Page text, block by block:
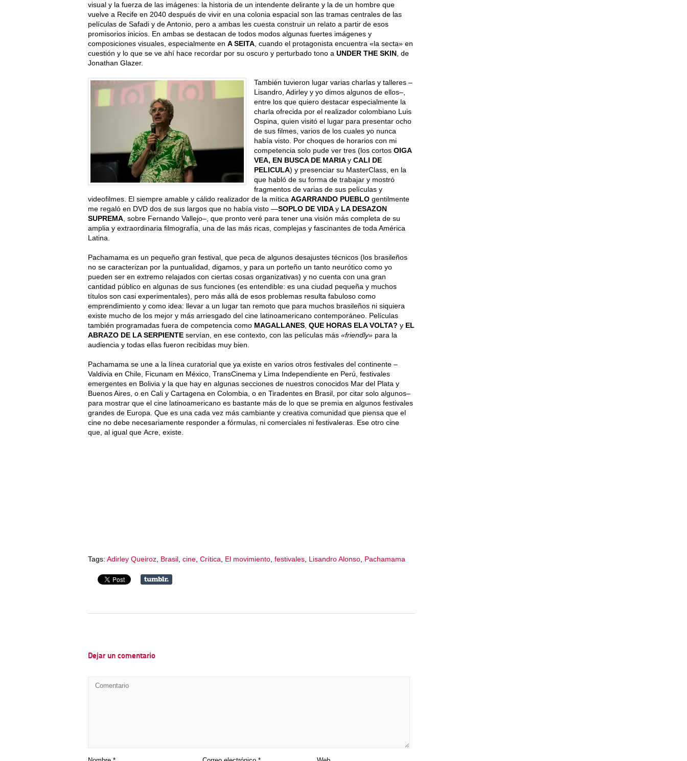
visual y la fuerza de las imágenes: la historia de un intendente delirante y la de un hombre que
vuelve a Recife en 2040 después de vivir en una colonia espacial son las tramas centrales de las
películas de Safadi y de Antonio, pero a ambas les cuesta construir un relato a partir de esos
promisorios inicios. En ambas se destacan de todos modos algunas fuertes imágenes y
composiciones visuales, especialmente en A SEITA , cuando el protagonista encuentra «la secta» en
cuestión y lo que se ve ahí hace recordar por su oscuro y perturbado tono a UNDER THE SKIN , de
Jonathan Glazer.
También tuvieron lugar varias charlas y talleres –
Lisandro, Adirley y yo dimos algunos de ellos–,
entre los que quiero destacar especialmente la
charla ofrecida por el realizador colombiano Luis
Ospina, quien visitó el lugar para presentar ocho
de sus filmes, varios de los cuales yo nunca
había visto. Por choques de horarios con mi
competencia solo pude ver tres (los cortos OIGA
VEA, EN BUSCA DE MARIAy CALI DE
PELICULA) y presenciar su MasterClass, en la
que habló de su forma de trabajar y mostró
fragmentos de varias de sus películas y
videofilmes. El siempre amable y cálido realizador de la mítica AGARRANDO PUEBLO gentilmente
me regaló en DVD dos de sus largos que no había visto —SOPLO DE VIDAy LA DESAZON
SUPREMA , sobre Fernando Vallejo–, que pronto veré para tener una visión más completa de su
amplia y extraordinaria filmografía, una de las más ricas, complejas y fascinantes de toda América
Latina.
Pachamama es un pequeño gran festival, que peca de algunos desajustes técnicos (los brasileños
no se caracterizan por la puntualidad, digamos, y para un porteño un tanto neurótico como yo
pueden ser en extremo relajados con ciertas cosas organizativas) y no cuenta con una gran
cantidad público en algunas de sus funciones (es entendible: es una ciudad pequeña y muchos
títulos son casi experimentales), pero más allá de esos problemas resulta fabuloso como
emprendimiento y como idea: llevar a un lugar tan remoto que para muchos brasileños ni siquiera
existe mucho de los mejor y más arriesgado del cine latinoamericano contemporáneo. Películas
también programadas fuera de competencia como MAGALLANES QUE HORAS ELA VOLTA? y EL
ABRAZO DE LA SERPIENTE servían, en ese contexto, con las películas más «friendly» para la
audiencia y todas ellas fueron recibidas muy bien.
Pachamama se une a la línea curatorial que ya existe en varios otros festivales del continente –
Valdivia en Chile, Ficunam en México, TransCinema y Lima Independiente en Perú, festivales
emergentes en Bolivia y la que hay en algunas secciones de nuestros conocidos Mar del Plata y
Buenos Aires, o en Cali y Cartagena en Colombia, o en Tiradentes en Brasil, por citar solo algunos–
para mostrar que el cine latinoamericano es bastante más de lo que se premia en algunos festivales
grandes de Europa. Que es una cada vez más cambiante y creativa comunidad que piensa que el
cine no debe necesariamente responder a fórmulas, ni comerciales ni festivaleras. Ese otro cine
que, al igual que Acre, existe.
Tags: Adirley Queiroz Brasil cine Crítica El movimiento festivales Lisandro Alonso Pachamama
Dejar un comentario